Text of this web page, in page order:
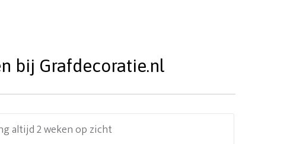
bij Grafdecoratie.nl
altijd 2 weken op zicht